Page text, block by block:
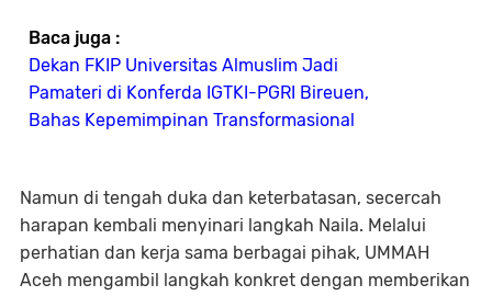
Baca juga :
Dekan FKIP Universitas Almuslim Jadi
Pamateri di Konferda IGTKI-PGRI Bireuen,
Bahas Kepemimpinan Transformasional
Namun di tengah duka dan keterbatasan, secercah
harapan kembali menyinari langkah Naila. Melalui
perhatian dan kerja sama berbagai pihak, UMMAH
Aceh mengambil langkah konkret dengan memberikan